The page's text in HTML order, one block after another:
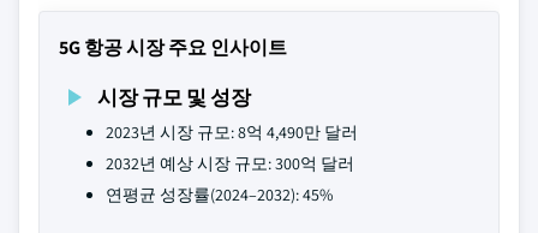
5G 항공 시장 주요 인사이트
시장 규모 및 성장
2023년 시장 규모: 8억 4,490만 달러
2032년 예상 시장 규모: 300억 달러
연평균 성장률(2024–2032): 45%